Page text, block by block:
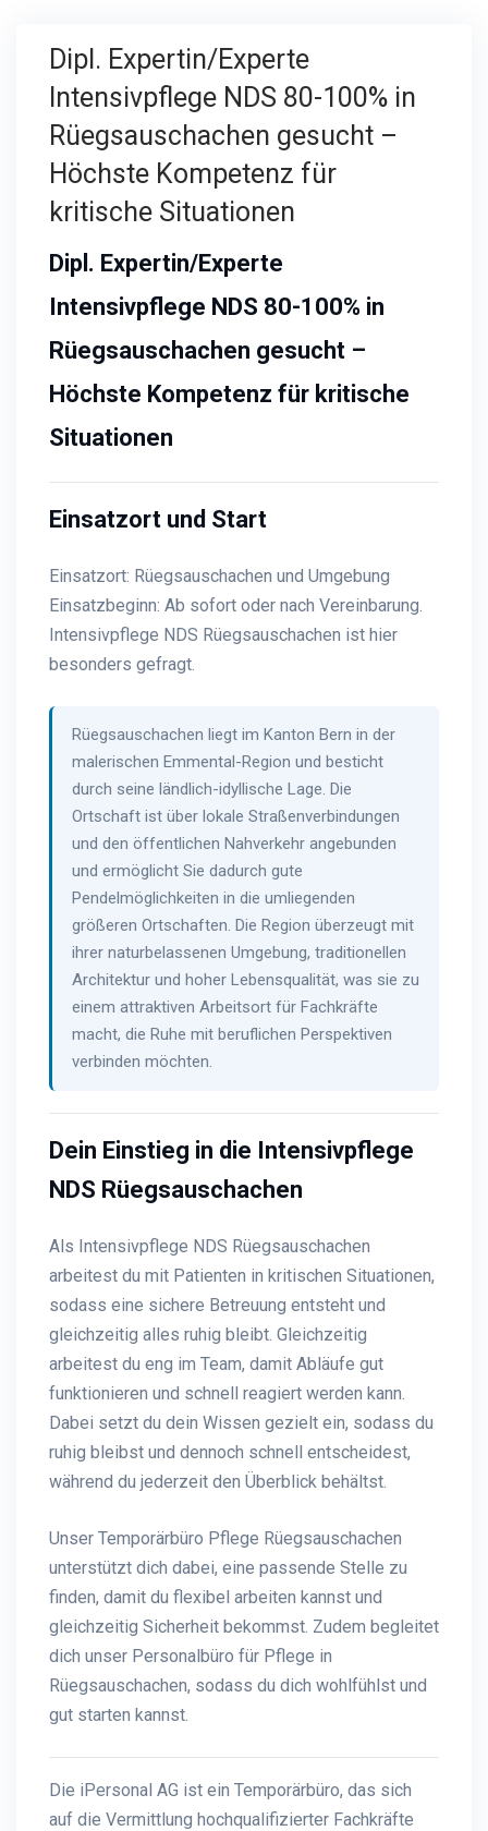
Dipl. Expertin/Experte
Intensivpflege NDS 80-100% in
Rüegsauschachen gesucht –
Höchste Kompetenz für
kritische Situationen
Dipl. Expertin/Experte
Intensivpflege NDS 80-100% in
Rüegsauschachen gesucht –
Höchste Kompetenz für kritische
Situationen
Einsatzort und Start
Einsatzort: Rüegsauschachen und Umgebung
Einsatzbeginn: Ab sofort oder nach Vereinbarung.
Intensivpflege NDS Rüegsauschachen ist hier
besonders gefragt.
Rüegsauschachen liegt im Kanton Bern in der
malerischen Emmental-Region und besticht
durch seine ländlich-idyllische Lage. Die
Ortschaft ist über lokale Straßenverbindungen
und den öffentlichen Nahverkehr angebunden
und ermöglicht Sie dadurch gute
Pendelmöglichkeiten in die umliegenden
größeren Ortschaften. Die Region überzeugt mit
ihrer naturbelassenen Umgebung, traditionellen
Architektur und hoher Lebensqualität, was sie zu
einem attraktiven Arbeitsort für Fachkräfte
macht, die Ruhe mit beruflichen Perspektiven
verbinden möchten.
Dein Einstieg in die Intensivpflege
NDS Rüegsauschachen
Als Intensivpflege NDS Rüegsauschachen
arbeitest du mit Patienten in kritischen Situationen,
sodass eine sichere Betreuung entsteht und
gleichzeitig alles ruhig bleibt. Gleichzeitig
arbeitest du eng im Team, damit Abläufe gut
funktionieren und schnell reagiert werden kann.
Dabei setzt du dein Wissen gezielt ein, sodass du
ruhig bleibst und dennoch schnell entscheidest,
während du jederzeit den Überblick behältst.
Unser Temporärbüro Pflege Rüegsauschachen
unterstützt dich dabei, eine passende Stelle zu
finden, damit du flexibel arbeiten kannst und
gleichzeitig Sicherheit bekommst. Zudem begleitet
dich unser Personalbüro für Pflege in
Rüegsauschachen, sodass du dich wohlfühlst und
gut starten kannst.
Die iPersonal AG ist ein Temporärbüro, das sich
auf die Vermittlung hochqualifizierter Fachkräfte